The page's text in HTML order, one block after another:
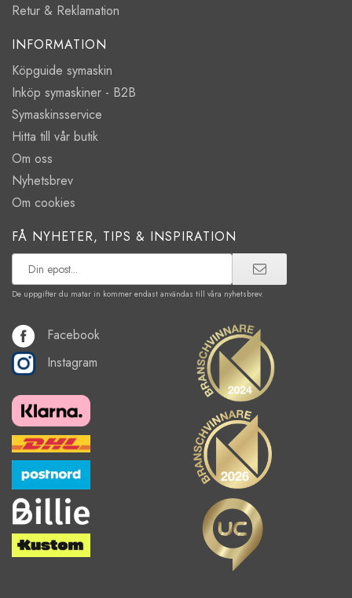
Retur & Reklamation
INFORMATION
Köpguide symaskin
Inköp symaskiner - B2B
Symaskinsservice
Hitta till vår butik
Om oss
Nyhetsbrev
Om cookies
FÅ NYHETER, TIPS & INSPIRATION
De uppgifter du matar in kommer endast användas till våra nyhetsbrev.
Facebook
Instagram